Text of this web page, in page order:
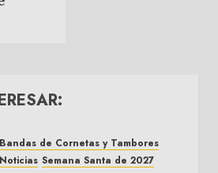
Bandas de Cornetas y Tambores
Noticias Semana Santa de 2027